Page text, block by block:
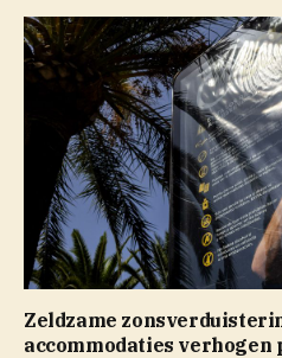
Zeldzame
accommodaties verhogen